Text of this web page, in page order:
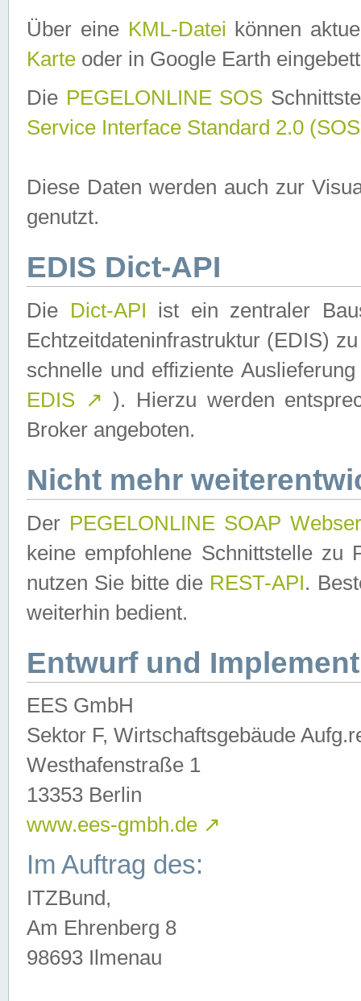
Über eine KML-Datei können
Karte oder in Google Earth
Die PEGELONLINE SOS
Service Interface Standard 2.0
Diese Daten werden auch zur
genutzt.
EDIS Dict-API
Die Dict-API ist ein zentraler
Echtzeitdateninfrastruktur (EDIS)
schnelle und effiziente
EDIS ↗ ). Hierzu werden
Broker angeboten.
Nicht mehr
Der PEGELONLINE SOAP
keine empfohlene Schnittstelle zu
nutzen Sie bitte die REST-API.
weiterhin bedient.
Entwurf und
EES GmbH
Sektor F, Wirtschaftsgebäude
Westhafenstraße 1
13353 Berlin
www.ees-gmbh.de ↗
Im Auftrag des:
ITZBund,
Am Ehrenberg 8
98693 Ilmenau